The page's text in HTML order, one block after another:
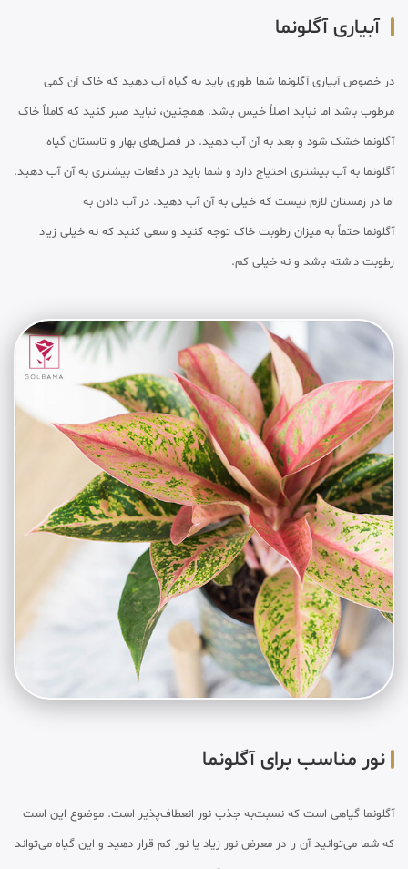
آبیاری آگلونما
در خصوص آبیاری آگلونما شما طوری باید به گیاه آب دهید که خاک آن کمی
مرطوب باشد اما نباید اصلاً خیس باشد. همچنین، نباید صبر کنید که کاملاً خاک
آگلونما خشک شود و بعد به آن آب دهید. در فصل‌های بهار و تابستان گیاه
آگلونما به آب بیشتری احتیاج دارد و شما باید در دفعات بیشتری به آن آب دهید.
اما در زمستان لازم نیست که خیلی به آن آب دهید. در آب دادن به
آگلونما حتماً به میزان رطوبت خاک توجه کنید و سعی کنید که نه خیلی زیاد
رطوبت داشته باشد و نه خیلی کم.
نور مناسب برای آگلونما
آگلونما گیاهی است که نسبت‌به جذب نور انعطاف‌پذیر است. موضوع این است
که شما می‌توانید آن را در معرض نور زیاد یا نور کم قرار دهید و این گیاه می‌تواند